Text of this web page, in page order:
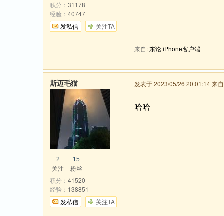
来自:东论 iPhone客户端
积分： 31178
经验： 40747
发私信
关注TA
发表于 2023/05/26 20:01:14 来
哈哈
斯迈毛猫
2
关注
15
粉丝
积分： 41520
经验： 138851
发私信
关注TA